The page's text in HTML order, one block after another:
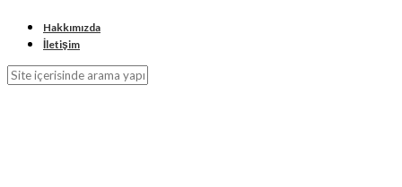
Hakkımızda
İletişim